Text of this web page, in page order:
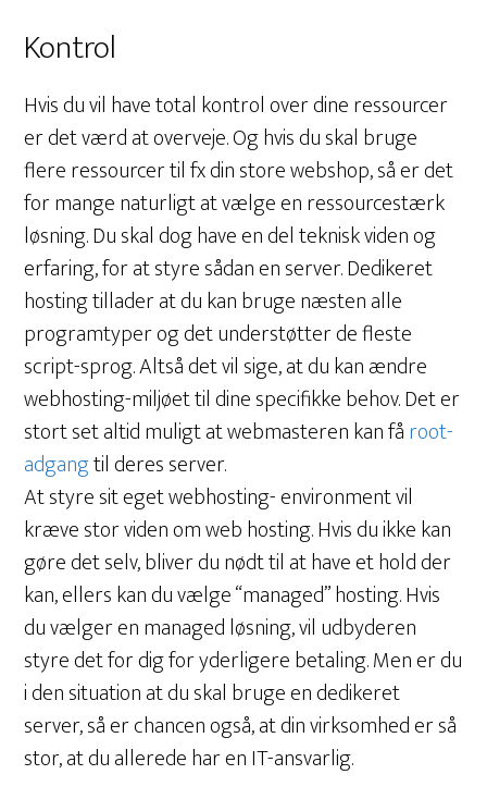
Kontrol
Hvis du vil have total kontrol over dine ressourcer
er det værd at overveje. Og hvis du skal bruge
flere ressourcer til fx din store webshop, så er det
for mange naturligt at vælge en ressourcestærk
løsning. Du skal dog have en del teknisk viden og
erfaring, for at styre sådan en server. Dedikeret
hosting tillader at du kan bruge næsten alle
programtyper og det understøtter de fleste
script-sprog. Altså det vil sige, at du kan ændre
webhosting-miljøet til dine specifikke behov. Det er
stort set altid muligt at webmasteren kan fåroot-
adgangtil deres server.
At styre sit eget webhosting- environment vil
kræve stor viden om web hosting. Hvis du ikke kan
gøre det selv, bliver du nødt til at have et hold der
kan, ellers kan du vælge “managed” hosting. Hvis
du vælger en managed løsning, vil udbyderen
styre det for dig for yderligere betaling. Men er du
i den situation at du skal bruge en dedikeret
server, så er chancen også, at din virksomhed er så
stor, at du allerede har en IT-ansvarlig.